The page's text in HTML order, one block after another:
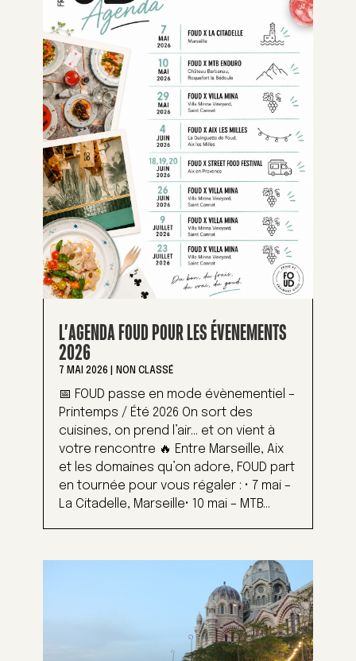
L’AGENDA FOUD POUR LES ÉVENEMENTS
2026
7 MAI 2026 NON CLASSÉ
📅 FOUD passe en mode évènementiel –
Printemps / Été 2026 On sort des
cuisines, on prend l’air… et on vient à
votre rencontre 🔥 Entre Marseille, Aix
et les domaines qu’on adore, FOUD part
en tournée pour vous régaler : • 7 mai –
La Citadelle, Marseille• 10 mai – MTB...